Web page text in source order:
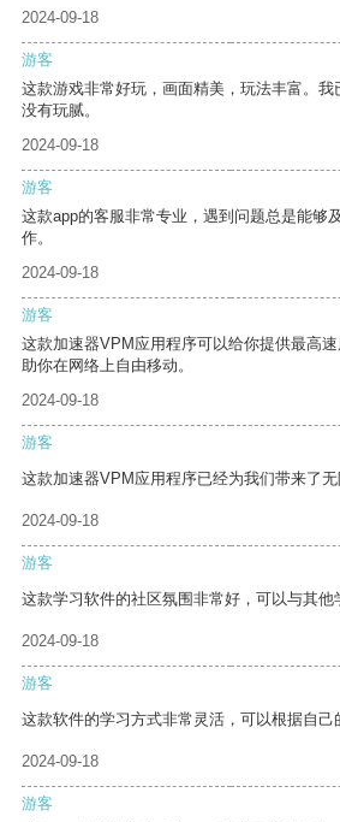
2024-09-18
游客
这款游戏非常好玩，画面精美，玩法丰富。
没有玩腻。
2024-09-18
游客
这款app的客服非常专业，遇到问题总是能够
作。
2024-09-18
游客
这款加速器VPM应用程序可以给你提供最高
助你在网络上自由移动。
2024-09-18
游客
这款加速器VPM应用程序已经为我们带来了无
2024-09-18
游客
这款学习软件的社区氛围非常好，可以与其他
2024-09-18
游客
这款软件的学习方式非常灵活，可以根据自己
2024-09-18
游客